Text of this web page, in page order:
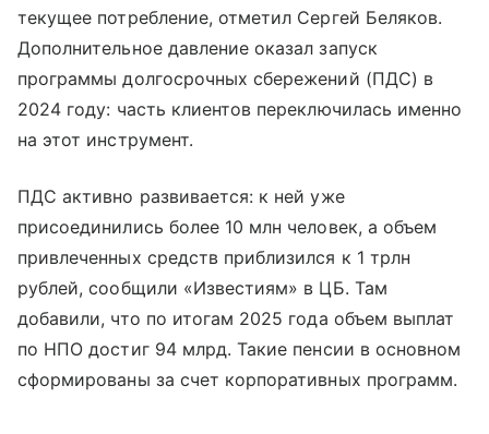
текущее потребление, отметил Сергей Беляков.
Дополнительное давление оказал запуск
программы долгосрочных сбережений (ПДС) в
2024 году: часть клиентов переключилась именно
на этот инструмент.
ПДС активно развивается: к ней уже
присоединились более 10 млн человек, а объем
привлеченных средств приблизился к 1 трлн
рублей, сообщили «Известиям» в ЦБ. Там
добавили, что по итогам 2025 года объем выплат
по НПО достиг 94 млрд. Такие пенсии в основном
сформированы за счет корпоративных программ.